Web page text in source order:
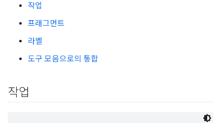
작업
프래그먼트
라벨
도구 모음으로의 통합
작업